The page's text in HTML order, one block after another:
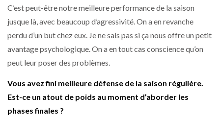
C’est peut-être notre meilleure performance de la saison
jusque là, avec beaucoup d’agressivité. On a en revanche
perdu d’un but chez eux. Je ne sais pas si ça nous offre un petit
avantage psychologique. On a en tout cas conscience qu’on
peut leur poser des problèmes.
Vous avez fini meilleure défense de la saison régulière.
Est-ce un atout de poids au moment d’aborder les
phases finales ?